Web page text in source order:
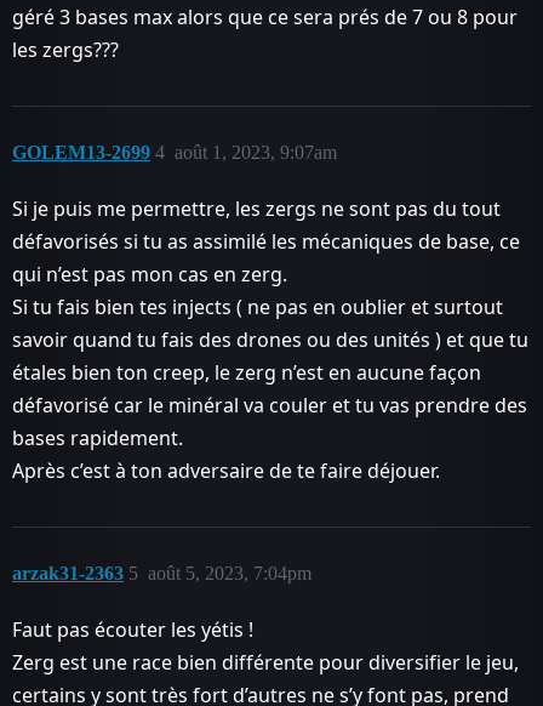
géré 3 bases max alors que ce sera prés de 7 ou 8 pour
les zergs???
GOLEM13-2699 août 1, 2023, 9:07am
4
Si je puis me permettre, les zergs ne sont pas du tout
défavorisés si tu as assimilé les mécaniques de base, ce
qui n’est pas mon cas en zerg.
Si tu fais bien tes injects ( ne pas en oublier et surtout
savoir quand tu fais des drones ou des unités ) et que tu
étales bien ton creep, le zerg n’est en aucune façon
défavorisé car le minéral va couler et tu vas prendre des
bases rapidement.
Après c’est à ton adversaire de te faire déjouer.
arzak31-2363 août 5, 2023, 7:04pm
5
Faut pas écouter les yétis !
Zerg est une race bien différente pour diversifier le jeu,
certains y sont très fort d’autres ne s’y font pas, prend